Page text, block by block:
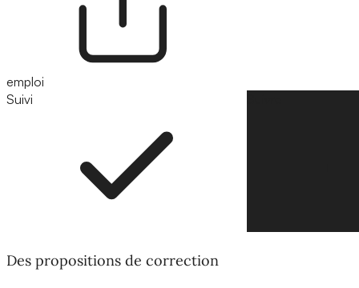
emploi
Suivi
Des propositions de correction